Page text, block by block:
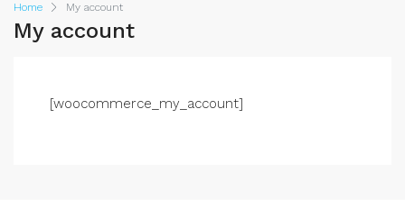
Home My account
My account
[woocommerce_my_account]